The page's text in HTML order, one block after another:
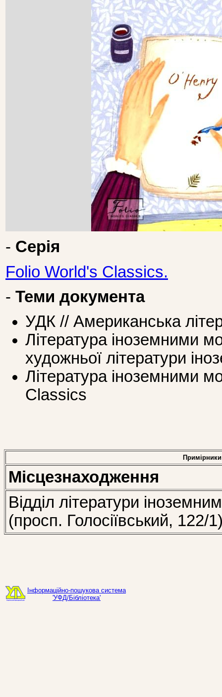
- Серія
Folio World's Classics.
- Теми документа
УДК // Американська
Література іноземними
художньої літератури
Література іноземними
Classics
Примірники
Місцезнаходження
Відділ літератури
(просп. Голосіївський, 122/
Інформаційно-пошукова система
'УФД/Бібліотека'